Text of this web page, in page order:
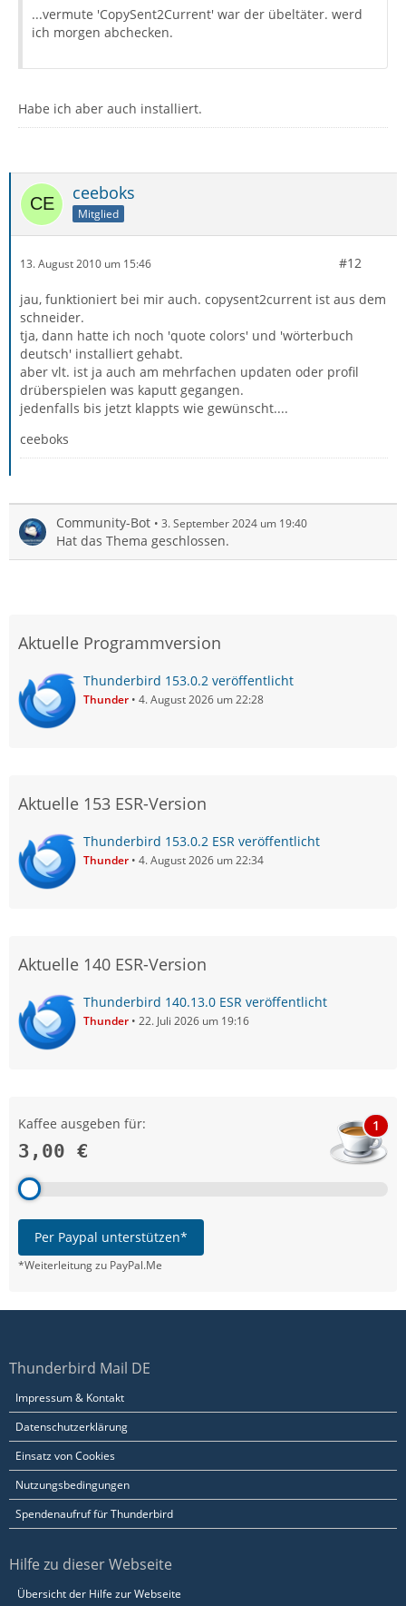
...vermute 'CopySent2Current' war der übeltäter. werd
ich morgen abchecken.
Habe ich aber auch installiert.
ceeboks
Mitglied
13. August 2010 um 15:46 #12
jau, funktioniert bei mir auch. copysent2current ist aus dem
schneider.
tja, dann hatte ich noch 'quote colors' und 'wörterbuch
deutsch' installiert gehabt.
aber vlt. ist ja auch am mehrfachen updaten oder profil
drüberspielen was kaputt gegangen.
jedenfalls bis jetzt klappts wie gewünscht....
ceeboks
Community-Bot 3. September 2024 um 19:40
Hat das Thema geschlossen.
Aktuelle Programmversion
Thunderbird 153.0.2 veröffentlicht
Thunder 4. August 2026 um 22:28
Aktuelle 153 ESR-Version
Thunderbird 153.0.2 ESR veröffentlicht
Thunder 4. August 2026 um 22:34
Aktuelle 140 ESR-Version
Thunderbird 140.13.0 ESR veröffentlicht
Thunder 22. Juli 2026 um 19:16
Kaffee ausgeben für:
3,00 €
1
Per Paypal unterstützen*
*Weiterleitung zu PayPal.Me
Thunderbird Mail DE
Impressum & Kontakt
Datenschutzerklärung
Einsatz von Cookies
Nutzungsbedingungen
Spendenaufruf für Thunderbird
Hilfe zu dieser Webseite
Übersicht der Hilfe zur Webseite